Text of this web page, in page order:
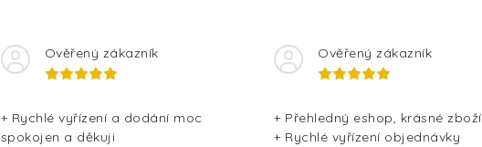
Ověřený zákazník
+ Rychlé vyřízení a dodání moc
spokojen a děkuji
Ověřený zákazník
+ Přehledný eshop, krásné zboží
+ Rychlé vyřízení objednávky